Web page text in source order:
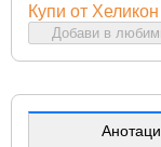
Купи от Хеликон
Добави в